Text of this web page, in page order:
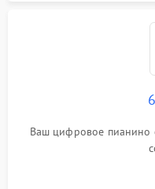
Ваш цифровое пианино